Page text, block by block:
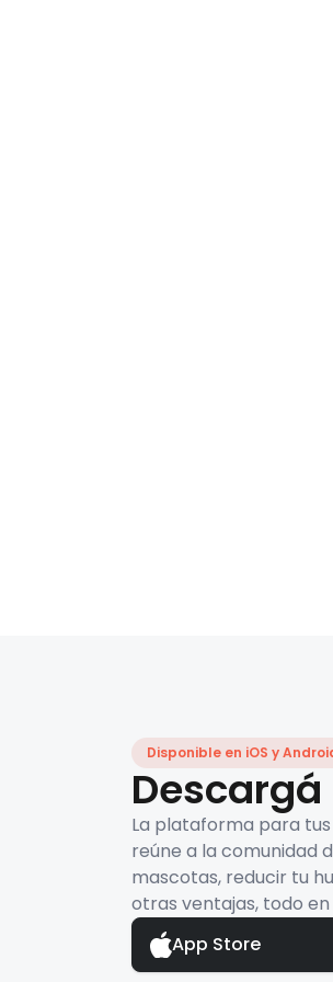
Disponible en iOS y
La plataforma para tus
reúne a la comunidad
mascotas, reducir tu
otras ventajas, todo
App Store